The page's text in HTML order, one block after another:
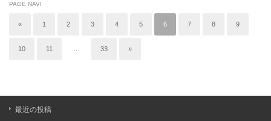
PAGE NAVI
« 1 2 3 4 5 6 7 8 9
10 11 33 »
最近の投稿